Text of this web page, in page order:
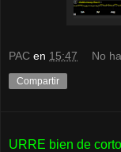
PAC en 15:47 No
Compartir
URRE bien de